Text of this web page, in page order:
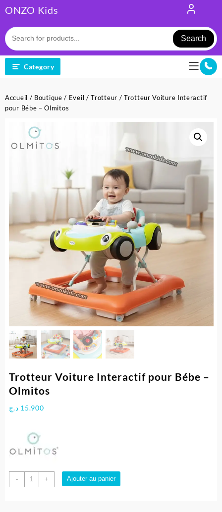
to
content
ONZO Kids
Search
Category
Accueil / Boutique / Eveil /Trotteur / Trotteur Voiture Interactif
pour Bébe – Olmitos
Trotteur Voiture Interactif pour Bébe –
Olmitos
15.900 د.ج
-
quantité
de
+ Ajouter au panier